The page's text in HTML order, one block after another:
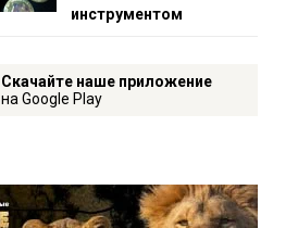
инструментом
Скачайте наше приложение
на Google Play